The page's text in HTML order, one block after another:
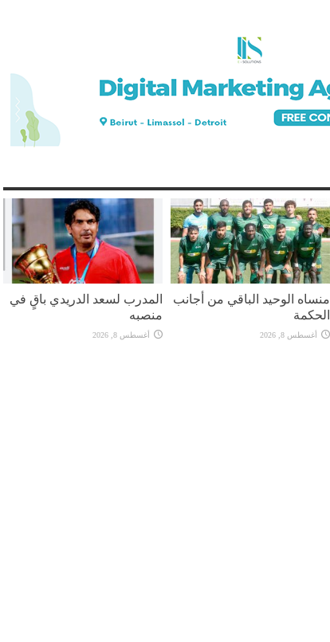
منساه الوحيد الباقي من أجانب
الحكمة
أغسطس 8, 2026
المدرب لسعد الدريدي باقٍ في
منصبه
أغسطس 8, 2026